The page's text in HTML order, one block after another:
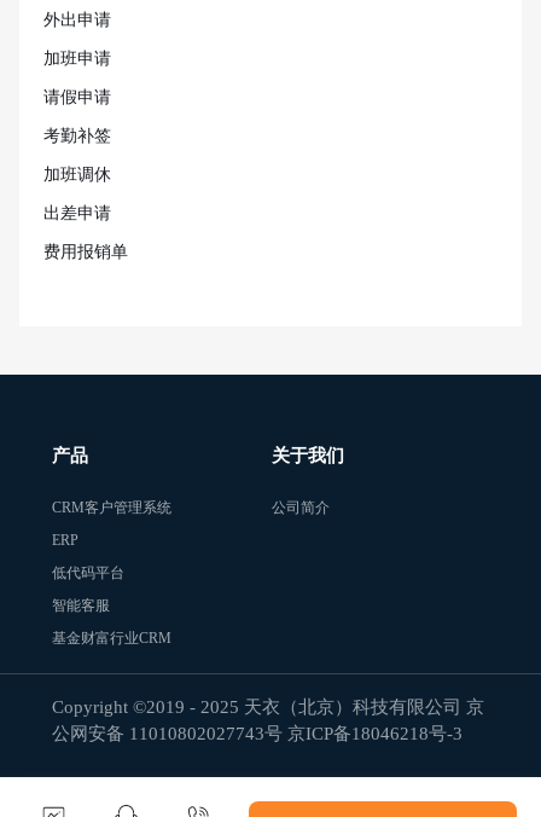
外出申请
加班申请
请假申请
考勤补签
加班调休
出差申请
费用报销单
产品
CRM客户管理系统
ERP
低代码平台
智能客服
基金财富行业CRM
关于我们
公司简介
Copyright ©2019 - 2025 天衣（北京）科技有限公司 京
公网安备 11010802027743号 京ICP备18046218号-3